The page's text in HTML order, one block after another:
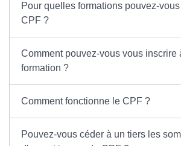
Pour quelles formations pouvez-
CPF ?
Comment pouvez-vous vous inscrire
formation ?
Comment fonctionne le CPF ?
Pouvez-vous céder à un tiers les